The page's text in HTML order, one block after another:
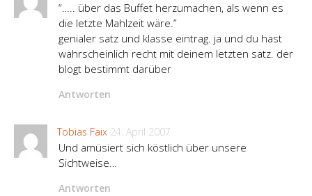
“….. über das Buffet herzumachen, als wenn es
die letzte Mahlzeit wäre.”
genialer satz und klasse eintrag. ja und du hast
wahrscheinlich recht mit deinem letzten satz. der
blogt bestimmt darüber
Antworten
Tobias Faix 24. April 2007
Und amüsiert sich köstlich über unsere
Sichtweise…
Antworten